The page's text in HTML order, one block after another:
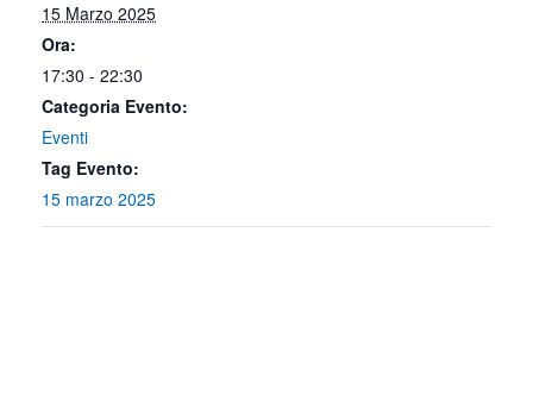
15 Marzo 2025
Ora:
17:30 - 22:30
Categoria Evento:
Eventi
Tag Evento:
15 marzo 2025